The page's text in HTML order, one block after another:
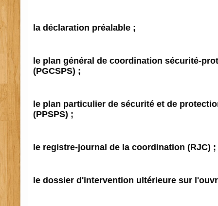
la déclaration préalable ;
le plan général de coordination sécurité-
(PGCSPS) ;
le plan particulier de sécurité et de
(PPSPS) ;
le registre-journal de la coordination (RJC) ;
le dossier d'intervention ultérieure sur